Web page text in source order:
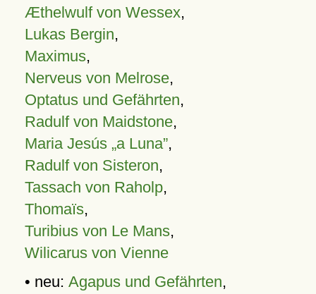
Æthelwulf von Wessex,
Lukas Bergin,
Maximus,
Nerveus von Melrose,
Optatus und Gefährten,
Radulf von Maidstone,
Maria Jesús „a Luna”,
Radulf von Sisteron,
Tassach von Raholp,
Thomaïs,
Turibius von Le Mans,
Wilicarus von Vienne
• neu: Agapus und Gefährten,